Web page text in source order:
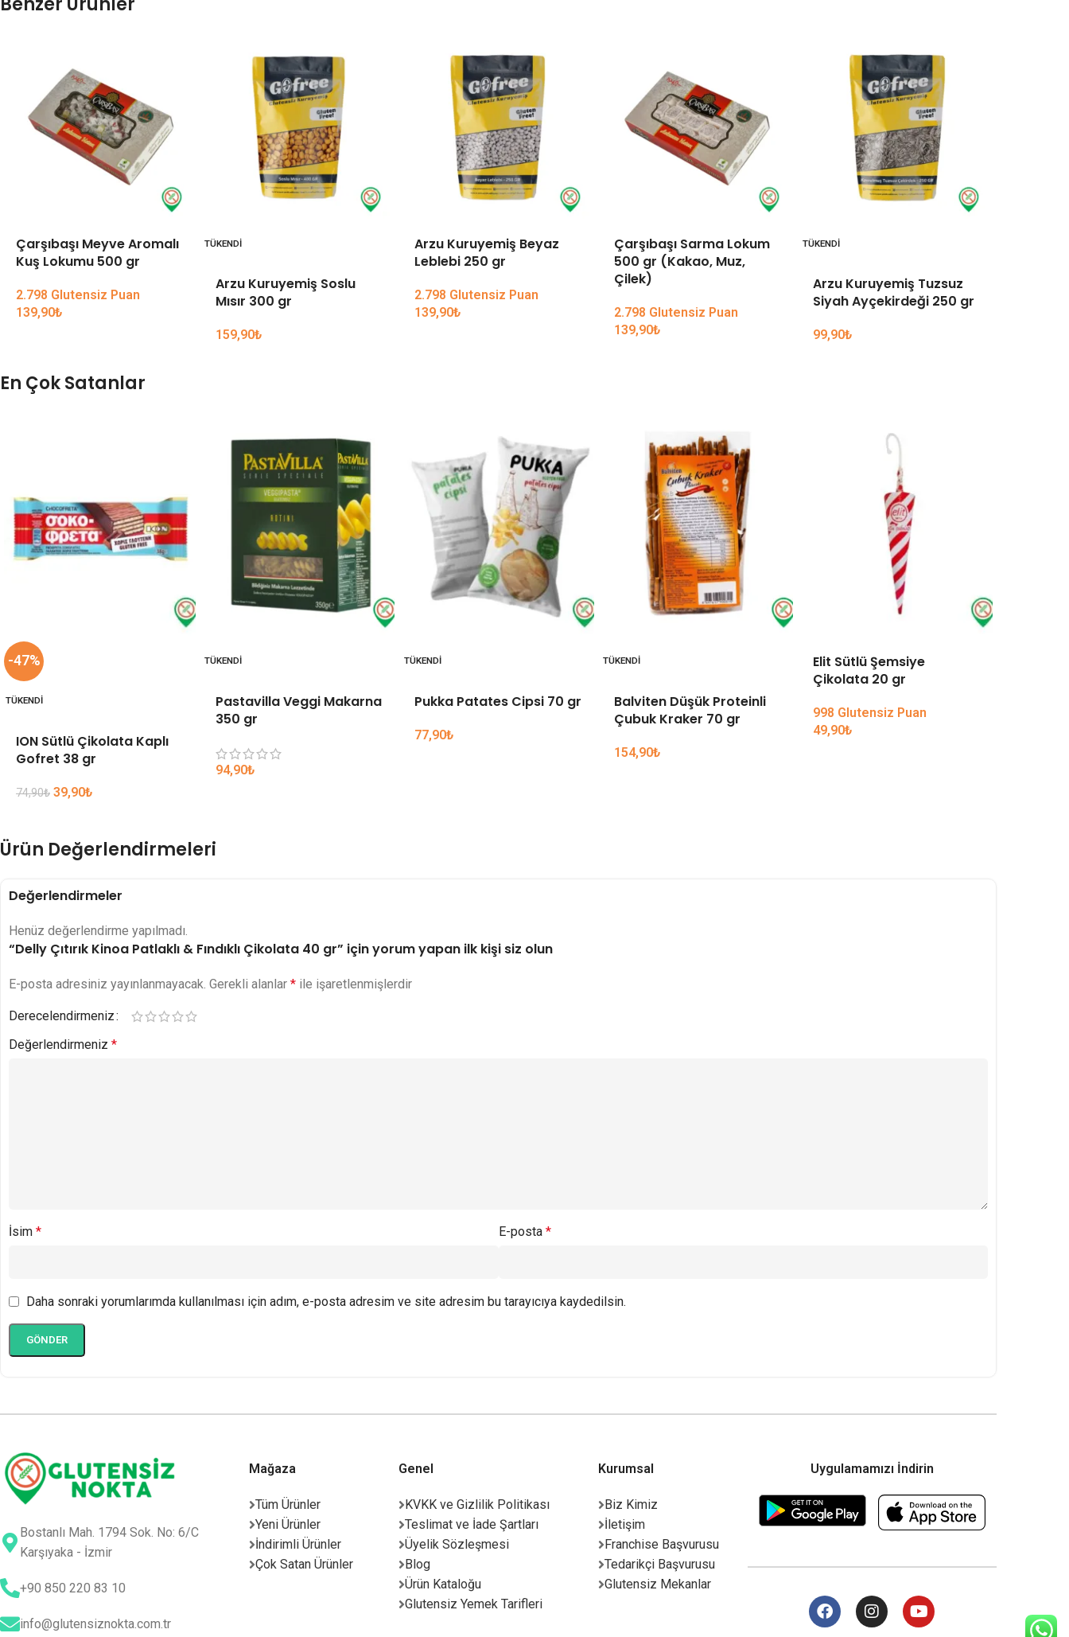
Çarşıbaşı Meyve Aromalı
Kuş Lokumu 500 gr
2.798 Glutensiz Puan
139,90₺
TÜKENDI
Arzu Kuruyemiş Soslu
Mısır 300 gr
159,90₺
Arzu Kuruyemiş Beyaz
Leblebi 250 gr
2.798 Glutensiz Puan
139,90₺
Çarşıbaşı Sarma Lokum
500 gr (Kakao, Muz,
Çilek)
2.798 Glutensiz Puan
139,90₺
TÜKENDI
Arzu Kuruyemiş Tuzsuz
Siyah Ayçekirdeği 250 gr
99,90₺
En Çok Satanlar
-47%
TÜKENDI
ION Sütlü Çikolata Kaplı
Gofret 38 gr
74,90₺ 39,90₺
TÜKENDI
Pastavilla Veggi Makarna
350 gr
94,90₺
TÜKENDI
Pukka Patates Cipsi 70 gr
77,90₺
TÜKENDI
Balviten Düşük Proteinli
Çubuk Kraker 70 gr
154,90₺
Elit Sütlü Şemsiye
Çikolata 20 gr
998 Glutensiz Puan
49,90₺
Ürün Değerlendirmeleri
Değerlendirmeler
Henüz değerlendirme yapılmadı.
“Delly Çıtırık Kinoa Patlaklı & Fındıklı Çikolata 40 gr” için yorum yapan ilk kişi siz olun
E-posta adresiniz yayınlanmayacak. Gerekli alanlar * ile işaretlenmişlerdir
Derecelendirmeniz
Değerlendirmeniz *
İsim * E-posta *
Daha sonraki yorumlarımda kullanılması için adım, e-posta adresim ve site adresim bu tarayıcıya kaydedilsin.
Bostanlı Mah. 1794 Sok. No: 6/C
Karşıyaka - İzmir
+90 850 220 83 10
info@glutensiznokta.com.tr
Mağaza
Tüm Ürünler
Yeni Ürünler
İndirimli Ürünler
Çok Satan Ürünler
Genel
KVKK ve Gizlilik Politikası
Teslimat ve İade Şartları
Üyelik Sözleşmesi
Blog
Ürün Kataloğu
Glutensiz Yemek Tarifleri
Kurumsal
Biz Kimiz
İletişim
Franchise Başvurusu
Tedarikçi Başvurusu
Glutensiz Mekanlar
Uygulamamızı İndirin